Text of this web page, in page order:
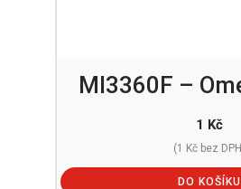
MI3360F –
1 Kč
(1 Kčbez
DO KOŠÍKU